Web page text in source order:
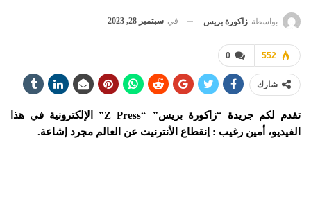
بواسطة زاكورة بريس في سبتمبر 28, 2023
0 552
شارك
تقدم لكم جريدة “زاكورة بريس” “Z Press” الإلكترونية في هذا
الفيديو، أمين رغيب : إنقطاع الأنترنيت عن العالم مجرد إشاعة.